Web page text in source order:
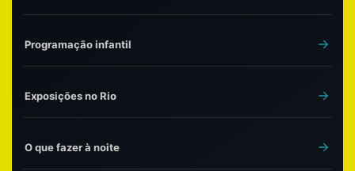
Programação infantil
Exposições no Rio
O que fazer à noite